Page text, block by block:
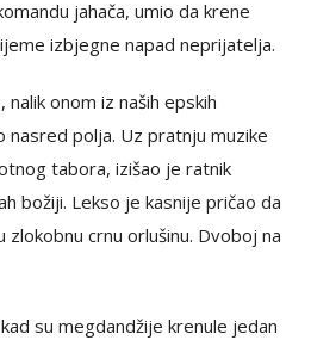
jahača, umio da krene
izbjegne napad neprijatelja.
onom iz naših epskih
nasred polja. Uz pratnju muzike
tabora, izišao je ratnik
božiji. Lekso je kasnije pričao da
zlokobnu crnu orlušinu. Dvoboj na
su megdandžije krenule jedan